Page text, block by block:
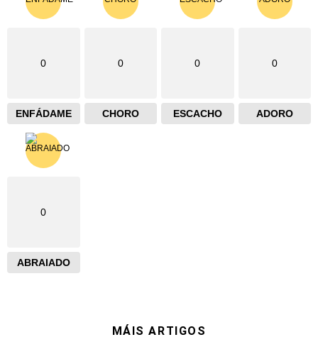
0
ENFÁDAME
0
CHORO
0
ESCACHO
0
ADORO
0
ABRAIADO
MÁIS ARTIGOS